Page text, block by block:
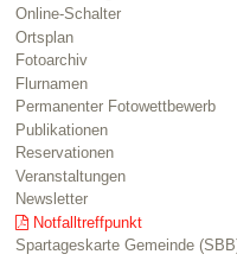
Online-Schalter
Ortsplan
Fotoarchiv
Flurnamen
Permanenter Fotowettbewerb
Publikationen
Reservationen
Veranstaltungen
Newsletter
Notfalltreffpunkt
Spartageskarte Gemeinde